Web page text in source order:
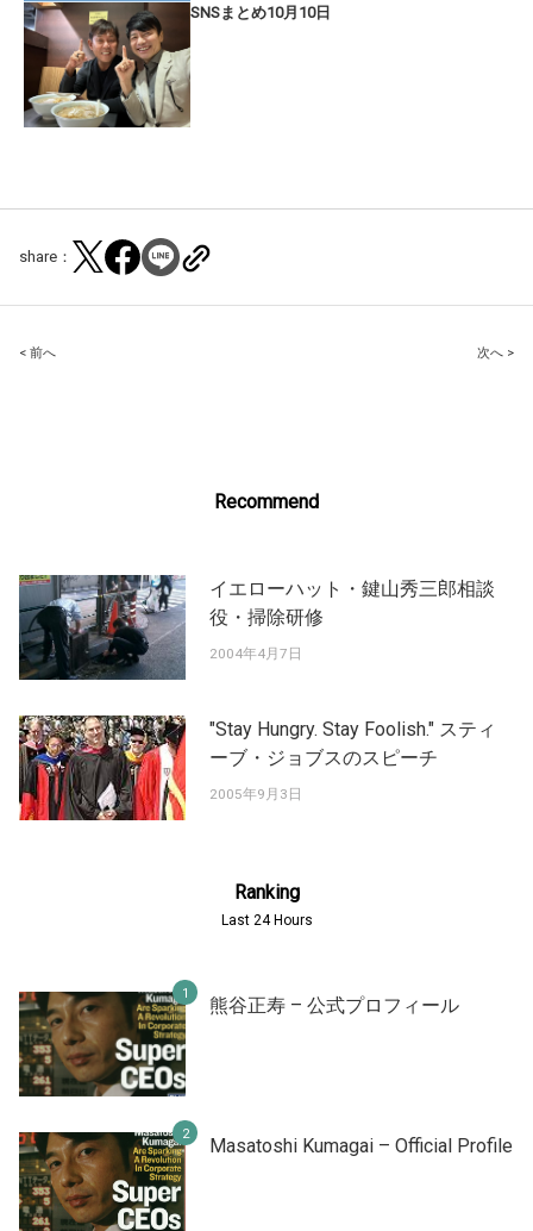
SNSまとめ10月10日
share：
Post
< 前へ 次へ >
Recommend
イエローハット・鍵山秀三郎相談
役・掃除研修
2004年4月7日
"Stay Hungry. Stay Foolish." スティ
ーブ・ジョブスのスピーチ
2005年9月3日
Ranking
Last 24 Hours
熊谷正寿 – 公式プロフィール
Masatoshi Kumagai – Official Profile